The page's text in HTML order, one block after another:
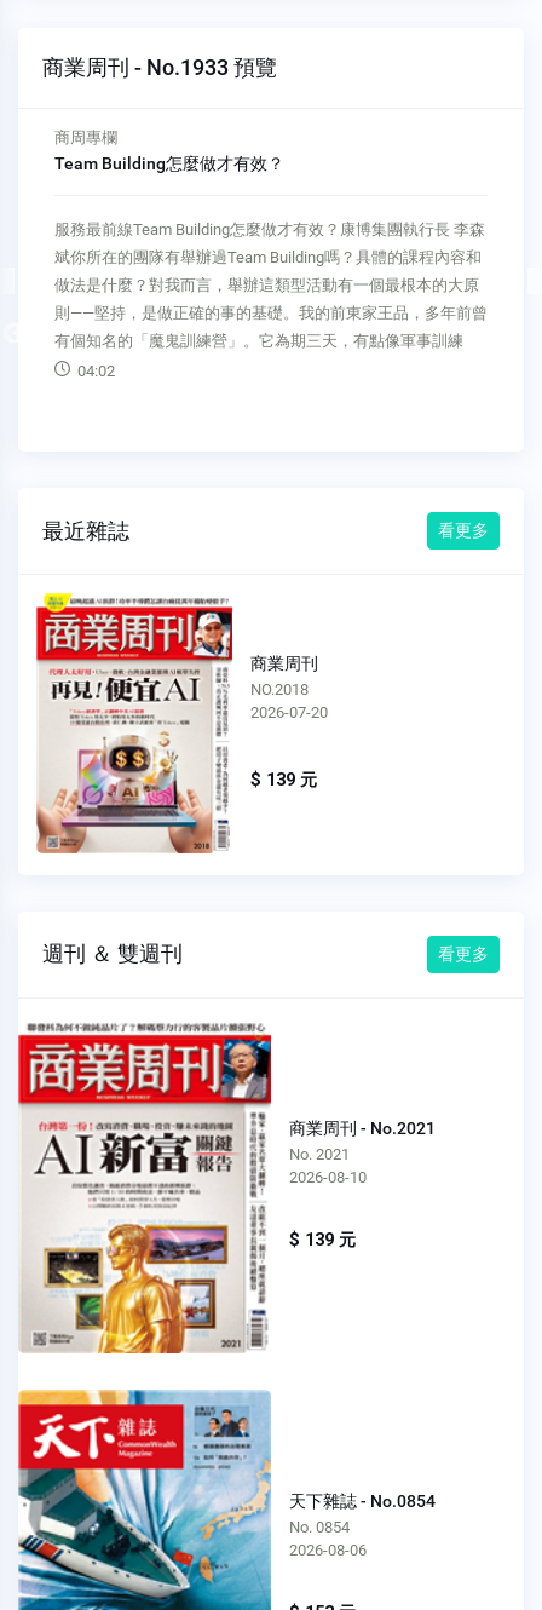
商業周刊 - No.1933 預覽
Previous
商周專欄
Team Building怎麼做才有效？
服務最前線Team Building怎麼做才有效？康博集團執行長 李森
斌你所在的團隊有舉辦過Team Building嗎？具體的課程內容和
做法是什麼？對我而言，舉辦這類型活動有一個最根本的大原
則——堅持，是做正確的事的基礎。我的前東家王品，多年前曾
有個知名的「魔鬼訓練營」。它為期三天，有點像軍事訓練
04:02
最近雜誌 看更多
商業周刊
NO.2018
2026-07-20
$ 139 元
週刊 ＆ 雙週刊 看更多
商業周刊 - No.2021
No. 2021
2026-08-10
$ 139 元
天下雜誌 - No.0854
No. 0854
2026-08-06